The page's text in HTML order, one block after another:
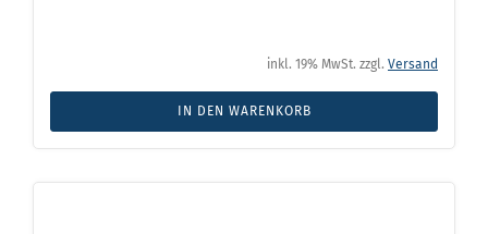
inkl. 19% MwSt. zzgl. Versand
IN DEN WARENKORB